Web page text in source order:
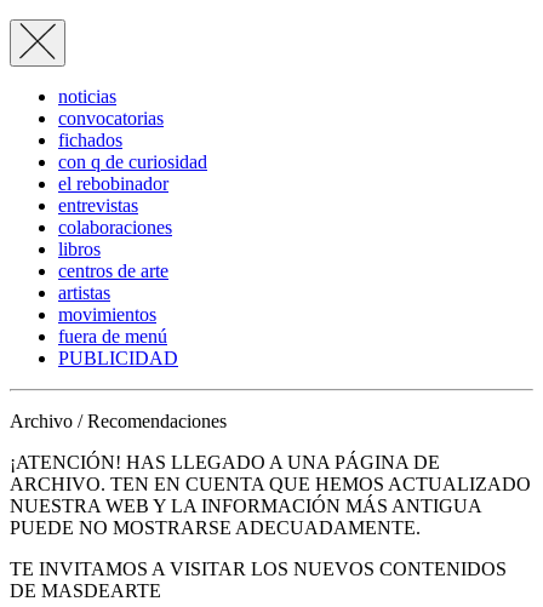
noticias
convocatorias
fichados
con q de curiosidad
el rebobinador
entrevistas
colaboraciones
libros
centros de arte
artistas
movimientos
fuera de menú
PUBLICIDAD
Archivo / Recomendaciones
¡ATENCIÓN! HAS LLEGADO A UNA PÁGINA DE
ARCHIVO. TEN EN CUENTA QUE HEMOS ACTUALIZADO
NUESTRA WEB Y LA INFORMACIÓN MÁS ANTIGUA
PUEDE NO MOSTRARSE ADECUADAMENTE.
TE INVITAMOS A VISITAR LOS NUEVOS CONTENIDOS
DE MASDEARTE